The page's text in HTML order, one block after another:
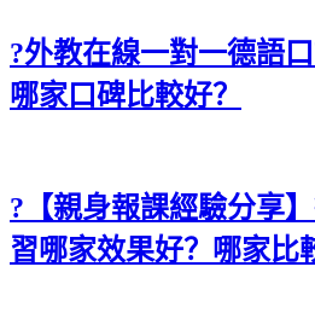
?外教在線一對一德語
哪家口碑比較好？
?【親身報課經驗分享
習哪家效果好？哪家比